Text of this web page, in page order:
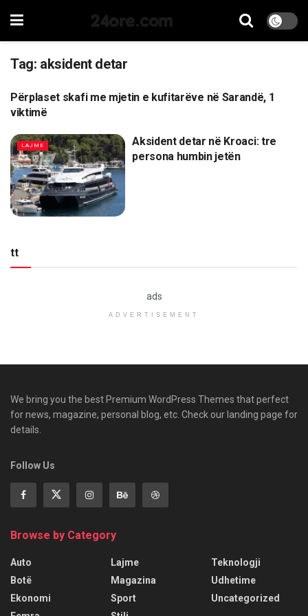
24ore.com
Tag: aksident detar
LAJME
Përplaset skafi me mjetin e kufitarëve në Sarandë, 1
viktimë
LAJME
Aksident detar në Kroaci: tre
persona humbin jetën
tt
ads
ADVERTISEMENT
We bring you the best Premium WordPress Themes that perfect
for news, magazine, personal blog, etc. Check our landing page for
details.
Follow Us
Browse by Category
Auto
Botë
Ekonomi
Lajme
Magazina
Sport
Teknologji
Udhetime
Uncategorized